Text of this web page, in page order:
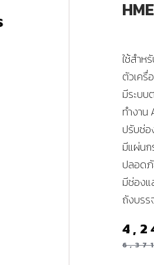
ใช้สำห
ตัวเครื่
มีระบบ
ทำงาน
ปรับช่อ
มีแผ่นก
ปลอด
มีช่องแ
ถังบร